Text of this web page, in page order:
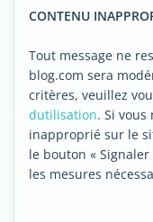
CONTENU
Tout message ne
blog.com sera
critères, veuillez
dutilisation. Si
inapproprié sur le
le bouton «
les mesures